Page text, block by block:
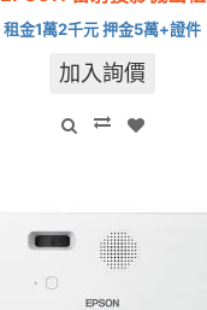
租金1萬2千元 押金5萬+證件
加入詢價